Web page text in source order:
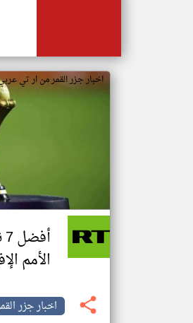
اخبار جزر القمر من ار تي
الأمم
اخبار جزر